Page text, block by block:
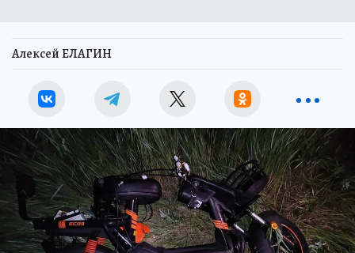
Алексей ЕЛАГИН